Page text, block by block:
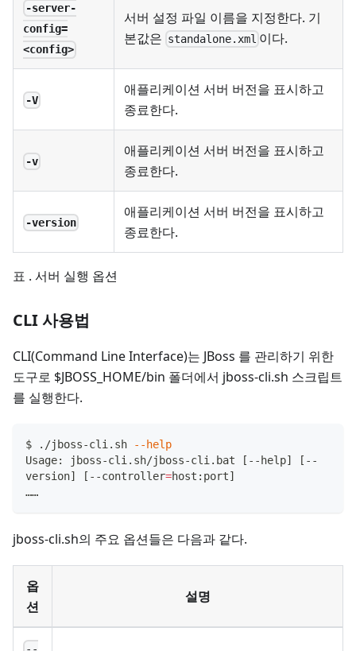
-server-
config=
<config>
서버 설정 파일 이름을 지정한다. 기
본값은 standalone.xml 이다.
-V
애플리케이션 서버 버전을 표시하고
종료한다.
-v
애플리케이션 서버 버전을 표시하고
종료한다.
-version
애플리케이션 서버 버전을 표시하고
종료한다.
표 . 서버 실행 옵션
CLI 사용법
CLI(Command Line Interface)는 JBoss 를 관리하기 위한
도구로 $JBOSS_HOME/bin 폴더에서 jboss-cli.sh 스크립트
를 실행한다.
$ ./jboss-cli.sh
--help
Usage: jboss-cli.sh/jboss-cli.bat
[ --help] [ --
version] [ --controller=host:port]
……
jboss-cli.sh의 주요 옵션들은 다음과 같다.
옵
션
설명